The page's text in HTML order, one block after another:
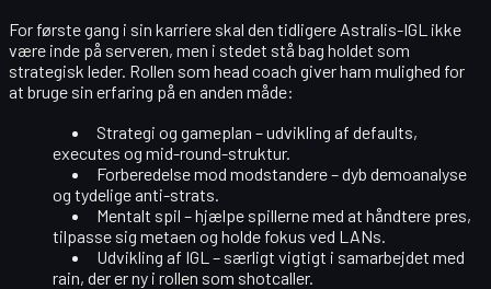
For første gang i sin karriere skal den tidligere Astralis-IGL ikke
være inde på serveren, men i stedet stå bag holdet som
strategisk leder. Rollen som head coach giver ham mulighed for
at bruge sin erfaring på en anden måde:
Strategi og gameplan – udvikling af defaults,
executes og mid-round-struktur.
Forberedelse mod modstandere– dyb demoanalyse
og tydelige anti-strats.
Mentalt spil – hjælpe spillerne med at håndtere pres,
tilpasse sig metaen og holde fokus ved LANs.
Udvikling af IGL – særligt vigtigt i samarbejdet med
rain, der er ny i rollen som shotcaller.